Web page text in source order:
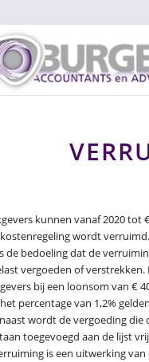
kunnen vanaf 2020 tot
wordt
de bedoeling dat de
vergoeden of
bij een loonsom van €
percentage van 1,2%
wordt de vergoeding die
toegevoegd aan de lijst
is een uitwerking